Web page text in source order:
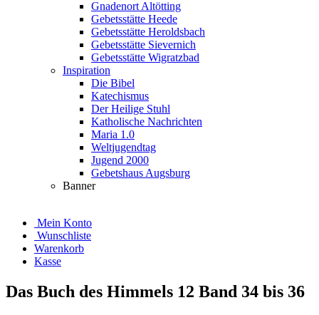
Gnadenort Altötting
Gebetsstätte Heede
Gebetsstätte Heroldsbach
Gebetsstätte Sievernich
Gebetsstätte Wigratzbad
Inspiration
Die Bibel
Katechismus
Der Heilige Stuhl
Katholische Nachrichten
Maria 1.0
Weltjugendtag
Jugend 2000
Gebetshaus Augsburg
Banner
Mein Konto
Wunschliste
Warenkorb
Kasse
Das Buch des Himmels 12 Band 34 bis 36